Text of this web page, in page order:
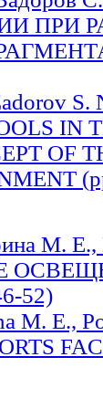
ПРИ
S.
IN
OF
М.
52)
M. E.,